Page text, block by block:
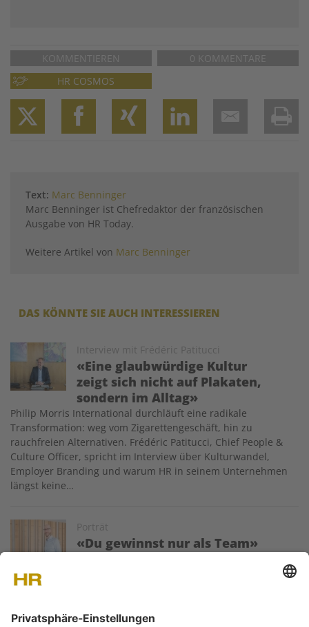
KOMMENTIEREN
0 KOMMENTARE
HR COSMOS
TwitterFacebook
XINGLinkedIn
Email
Text: Marc Benninger
Marc Benninger ist Chefredaktor der französischen
Ausgabe von HR Today.
Weitere Artikel von Marc Benninger
DAS KÖNNTE SIE AUCH INTERESSIEREN
Interview mit Frédéric Patitucci
«Eine glaubwürdige Kultur
zeigt sich nicht auf Plakaten,
sondern im Alltag»
Philip Morris International durchläuft eine radikale
Transformation: weg vom Zigarettengeschäft, hin zu
rauchfreien Alternativen. Frédéric Patitucci, Chief People &
Culture Officer, spricht im Interview über Kulturwandel,
Employer Branding und warum HR in seinem Unternehmen
längst keine…
Porträt
«Du gewinnst nur als Team»
Businesspartner auf Augenhöhe – mit gelebter Nähe zu den